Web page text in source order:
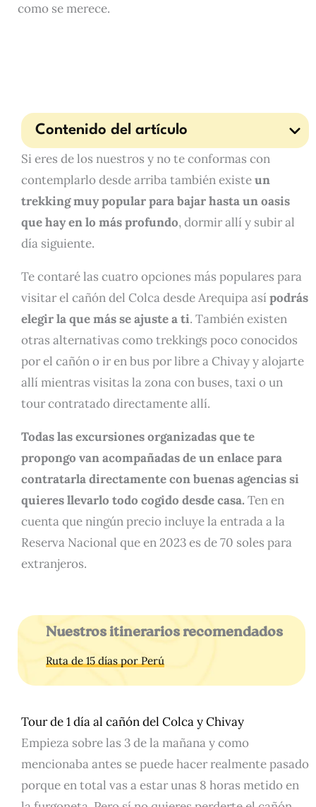
como se merece.
Contenido del artículo
Si eres de los nuestros y no te conformas con
contemplarlo desde arriba también existeun
trekking muy popular para bajar hasta un oasis
que hay en lo más profundo, dormir allí y subir al
día siguiente.
Te contaré las cuatro opciones más populares para
visitar el cañón del Colca desde Arequipa así podrás
elegir la que más se ajuste a ti. También existen
otras alternativas como trekkings poco conocidos
por el cañón o ir en bus por libre a Chivay y alojarte
allí mientras visitas la zona con buses, taxi o un
tour contratado directamente allí.
Todas las excursiones organizadas que te
propongo van acompañadas de un enlace para
contratarla directamente con buenas agencias si
quieres llevarlo todo cogido desde casa. Ten en
cuenta que ningún precio incluye la entrada a la
Reserva Nacional que en 2023 es de 70 soles para
extranjeros.
Nuestros itinerarios recomendados
Ruta de 15 días por Perú
Tour de 1 día al cañón del Colca y Chivay
Empieza sobre las 3 de la mañana y como
mencionaba antes se puede hacer realmente pasado
porque en total vas a estar unas 8 horas metido en